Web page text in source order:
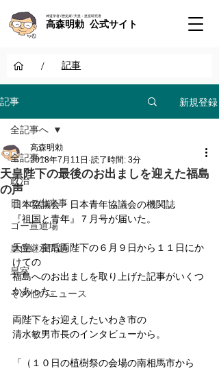
神道学者 / 歴史家 / 天皇・皇室研究者
高森明勅 公式サイト
/ 記事
記事 新規登録
全記事へ
政治
日々の出来事
ゴー宣道場
皇位継承問題
皇室
その他のニュース
全記事へ
天皇陛下の最後のお出ましを迎えた福島
の声
高森明勅
2018年7月11日 読了時間: 3分
日本協議会・日本青年協議会の機関誌
『祖国と青年』７月号が届いた。
天皇・皇后両陛下の６月９日から１１日にか
けての
福島へのお出ましを取り上げた記事がいくつ
かあった。
両陛下をお迎えしたいわき市の
清水敏男市長のインタビューから。
「（１０日の植樹祭の会場の南相馬市から